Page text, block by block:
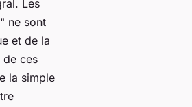
Les
ne sont
et de la
de ces
la simple